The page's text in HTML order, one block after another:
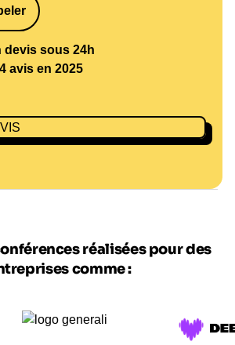
devis sous 24h
avis en 2025
réalisées pour des
comme :